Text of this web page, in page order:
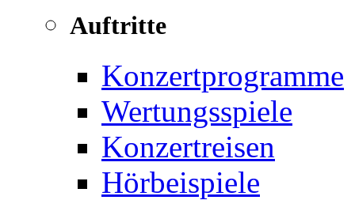
Auftritte
Konzertprogramme
Wertungsspiele
Konzertreisen
Hörbeispiele